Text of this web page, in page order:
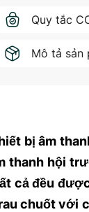
Quy tắc
Mô tả sản
bị âm
thanh hội
cả đều
chuốt với